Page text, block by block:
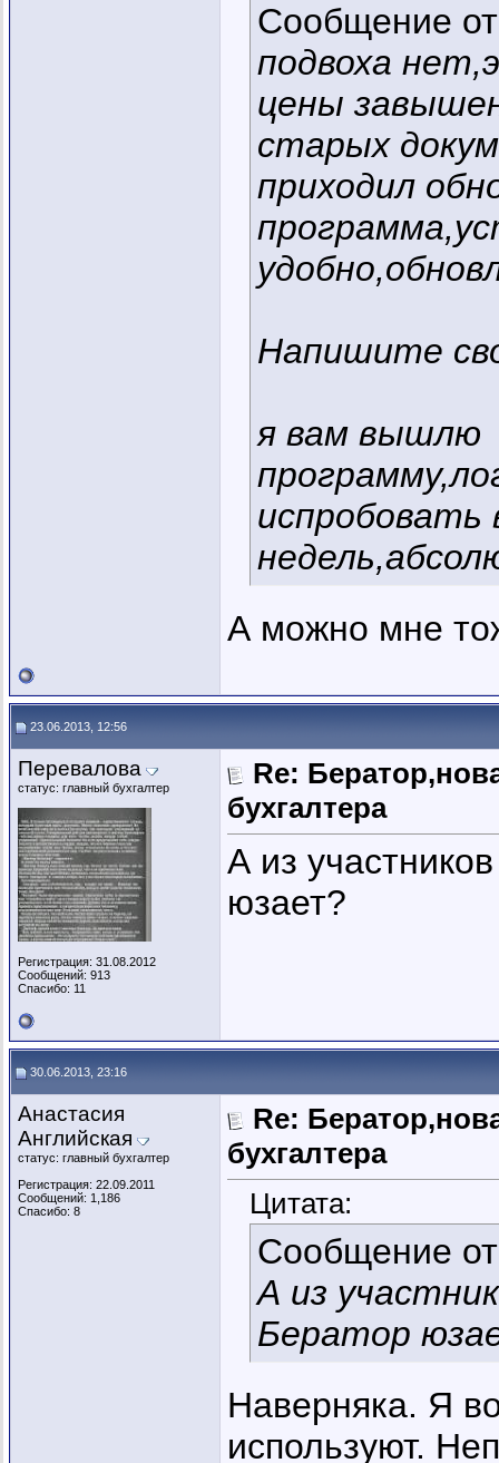
Сообщение
подвоха
цены
старых
приходил
Напишите
я вам вышлю
испробовать
А можно мне
23.06.2013, 12:56
Перевалова
статус: главный бухгалтер
Регистрация: 31.08.2012
Сообщений: 913
Спасибо: 11
Re:
бухгалтера
А из
юзает?
30.06.2013, 23:16
Анастасия
Английская
статус: главный бухгалтер
Регистрация: 22.09.2011
Сообщений: 1,186
Спасибо: 8
Re:
бухгалтера
Цитата:
Сообщение
А из
Бератор
Наверняка. Я
используют.